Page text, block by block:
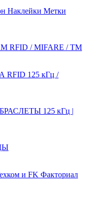
Наклейки Метки
RFID / MIFARE / TM
RFID 125 кГц /
БРАСЛЕТЫ 125 кГц |
и FK Факториал